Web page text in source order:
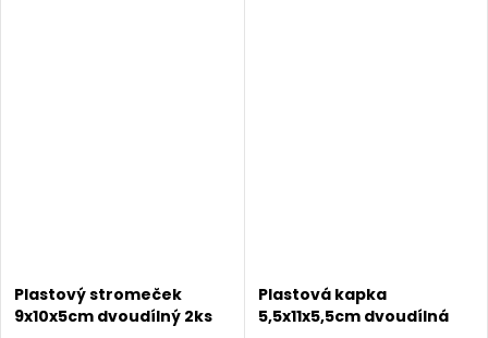
Plastový stromeček
9x10x5cm dvoudílný 2ks
Plastová kapka
5,5x11x5,5cm dvoudílná